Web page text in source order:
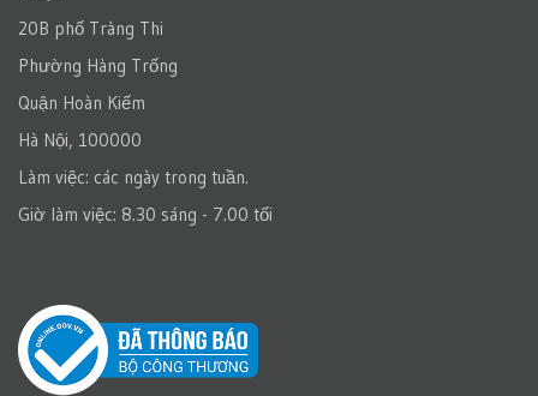
20B phố Tràng Thi
Phường Hàng Trống
Quận Hoàn Kiếm
Hà Nội, 100000
Làm việc: các ngày trong tuần.
Giờ làm việc: 8.30 sáng - 7.00 tối